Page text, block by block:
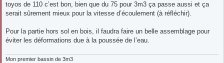
toyos de 110 c’est bon, bien que du 75 pour 3m3 ça passe aussi et ça
serait sûrement mieux pour la vitesse d’écoulement (à réfléchir).
Pour la partie hors sol en bois, il faudra faire un belle assemblage pour
éviter les déformations due à la poussée de l’eau.
Mon premier bassin de 3m3